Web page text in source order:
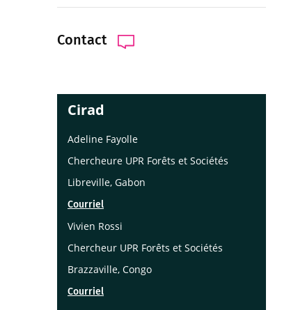
Contact
Cirad
Adeline Fayolle
Chercheure UPR Forêts et Sociétés
Libreville, Gabon
Courriel
Vivien Rossi
Chercheur UPR Forêts et Sociétés
Brazzaville, Congo
Courriel